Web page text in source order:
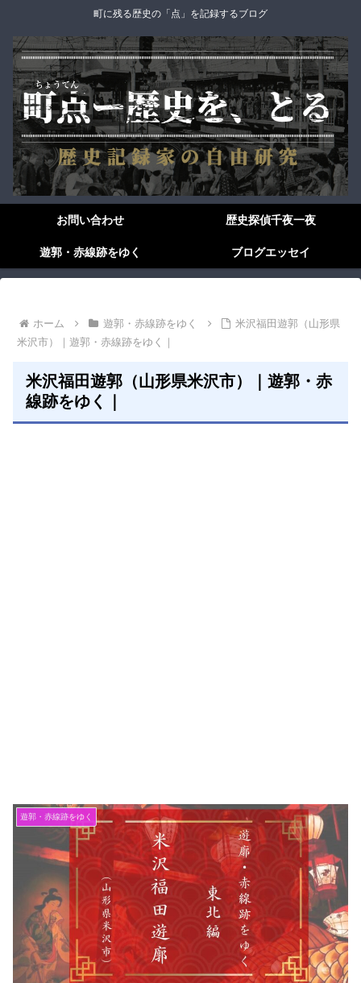
町に残る歴史の「点」を記録するブログ
お問い合わせ 歴史探偵千夜一夜
遊郭・赤線跡をゆく ブログエッセイ
ホーム 遊郭・赤線跡をゆく
米沢福田遊郭（山形県
米沢市）｜遊郭・赤線跡をゆく｜
米沢福田遊郭（山形県米沢市）｜遊郭・赤
線跡をゆく｜
遊郭・赤線跡をゆく